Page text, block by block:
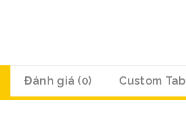
Đánh giá (0) Custom Tab